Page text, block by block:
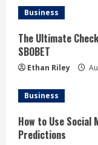
Business
The Ultimate
SBOBET
Ethan Riley
Business
How to Use Social
Predictions